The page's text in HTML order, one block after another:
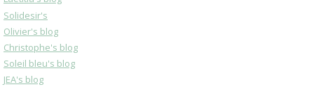
Solidesir's
Olivier's blog
Christophe's blog
Soleil bleu's blog
JEA's blog